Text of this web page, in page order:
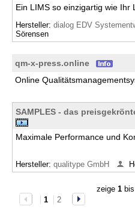
Ein LIMS so einzigartig wie Ihr
Hersteller: dialog EDV
Sörensen
qm-x-press.online
Online
SAMPLES - das
Maximale Performance und
Hersteller: qualitype GmbH
zeige 1bis
1
2